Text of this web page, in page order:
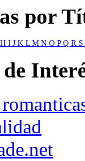
por
H I J K L M N O PQ R S